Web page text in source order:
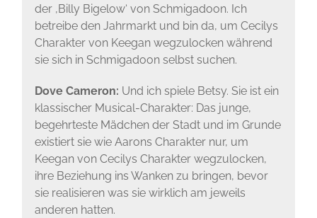
der ‚Billy Bigelow‘ von Schmigadoon. Ich
betreibe den Jahrmarkt und bin da, um Cecilys
Charakter von Keegan wegzulocken während
sie sich in Schmigadoon selbst suchen.
Dove Cameron: Und ich spiele Betsy. Sie ist ein
klassischer Musical-Charakter: Das junge,
begehrteste Mädchen der Stadt und im Grunde
existiert sie wie Aarons Charakter nur, um
Keegan von Cecilys Charakter wegzulocken,
ihre Beziehung ins Wanken zu bringen, bevor
sie realisieren was sie wirklich am jeweils
anderen hatten.